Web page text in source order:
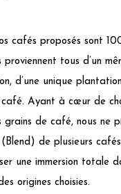
cafés proposés sont
proviennent tous d’un
d’une unique
Ayant à cœur de
grains de café, nous ne
de plusieurs
une immersion totale
origines choisies.